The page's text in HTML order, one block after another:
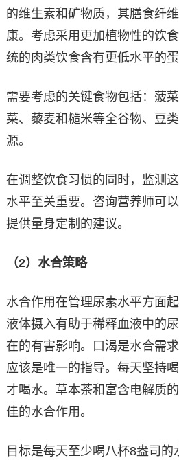
的维生素和矿物质，其膳食纤
康。考虑采用更加植物性的饮
统的肉类饮食含有更低水平的蛋
需要考虑的关键食物包括：菠
菜、藜麦和糙米等全谷物、豆
源。
在调整饮食习惯的同时，监测
水平至关重要。咨询营养师可
提供量身定制的建议。
（2）水合策略
水合作用在管理尿素水平方面
液体摄入有助于稀释血液中的
在的有害影响。口渴是水合需
应该是唯一的指导。每天坚持
才喝水。草本茶和富含电解质
佳的水合作用。
目标是每天至少喝八杯8盎司